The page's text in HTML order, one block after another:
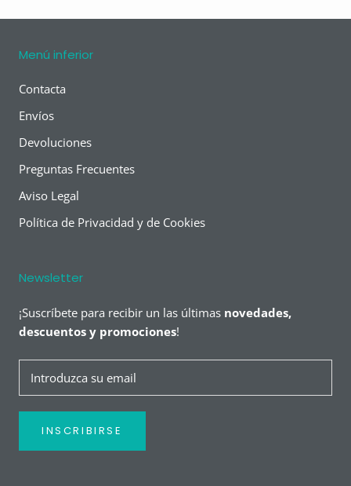
Menú inferior
Contacta
Envíos
Devoluciones
Preguntas Frecuentes
Aviso Legal
Política de Privacidad y de Cookies
Newsletter
¡Suscríbete para recibir un las últimas novedades,
descuentos y promociones!
INSCRIBIRSE